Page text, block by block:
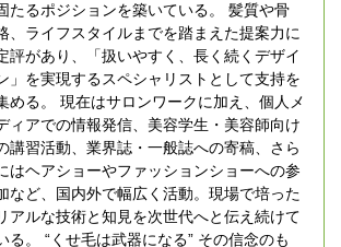
たるポジションを築いている。 髪質や骨
、ライフスタイルまでを踏まえた提案力に
評があり、「扱いやすく、長く続くデザイ
」を実現するスペシャリストとして支持を
める。 現在はサロンワークに加え、個人メ
ィアでの情報発信、美容学生・美容師向け
講習活動、業界誌・一般誌への寄稿、さら
はヘアショーやファッションショーへの参
など、国内外で幅広く活動。現場で培った
アルな技術と知見を次世代へと伝え続けて
る。 “くせ毛は武器になる” その信念のも